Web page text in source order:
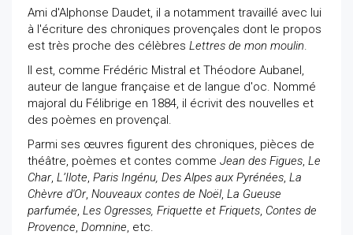
Ami d'Alphonse Daudet, il a notamment travaillé avec lui
à l'écriture des chroniques provençales dont le propos
est très proche des célèbres Lettres de mon moulin.
Il est, comme Frédéric Mistral et Théodore Aubanel,
auteur de langue française et de langue d'oc. Nommé
majoral du Félibrige en 1884, il écrivit des nouvelles et
des poèmes en provençal.
Parmi ses œuvres figurent des chroniques, pièces de
théâtre, poèmes et contes comme Jean des Figues, Le
Char, L’Ilote, Paris Ingénu, Des Alpes aux Pyrénées, La
Chèvre d'Or, Nouveaux contes de Noël, La Gueuse
parfumée, Les Ogresses, Friquette et Friquets, Contes de
Provence, Domnine, etc.